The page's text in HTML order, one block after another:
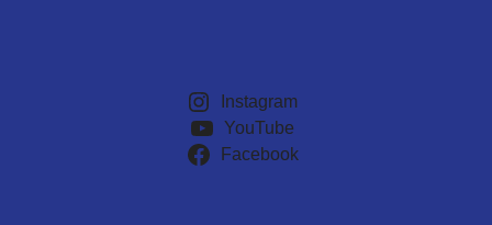
Instagram
YouTube
Facebook